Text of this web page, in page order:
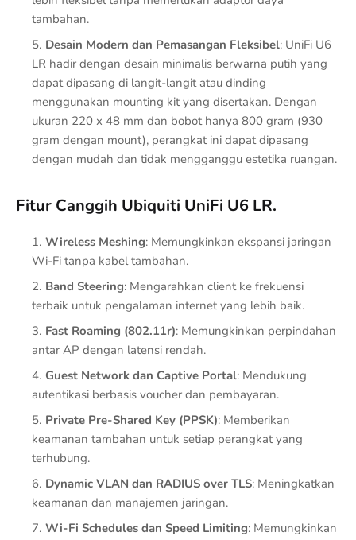
tambahan.
Desain Modern dan Pemasangan Fleksibel: UniFi U6
LR hadir dengan desain minimalis berwarna putih yang
dapat dipasang di langit-langit atau dinding
menggunakan mounting kit yang disertakan. Dengan
ukuran 220 x 48 mm dan bobot hanya 800 gram (930
gram dengan mount), perangkat ini dapat dipasang
dengan mudah dan tidak mengganggu estetika ruangan.
Fitur Canggih Ubiquiti UniFi U6 LR.
Wireless Meshing: Memungkinkan ekspansi jaringan
Wi-Fi tanpa kabel tambahan.
Band Steering: Mengarahkan client ke frekuensi
terbaik untuk pengalaman internet yang lebih baik.
Fast Roaming (802.11r): Memungkinkan perpindahan
antar AP dengan latensi rendah.
Guest Network dan Captive Portal: Mendukung
autentikasi berbasis voucher dan pembayaran.
Private Pre-Shared Key (PPSK): Memberikan
keamanan tambahan untuk setiap perangkat yang
terhubung.
Dynamic VLAN dan RADIUS over TLS: Meningkatkan
keamanan dan manajemen jaringan.
Wi-Fi Schedules dan Speed Limiting: Memungkinkan